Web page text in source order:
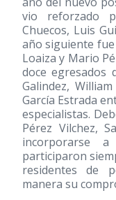
vio reforzado
Chuecos, Luis
año siguiente
Loaiza y Mario
doce egresados
Galindez,
García Estrada
especialistas.
Pérez Vilchez,
incorporarse
participaron
residentes de
manera su